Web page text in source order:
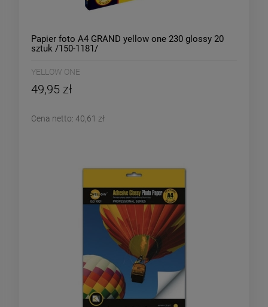
Papier foto A4 GRAND yellow one 230 glossy 20
sztuk /150-1181/
YELLOW ONE
49,95 zł
Cena netto: 40,61 zł